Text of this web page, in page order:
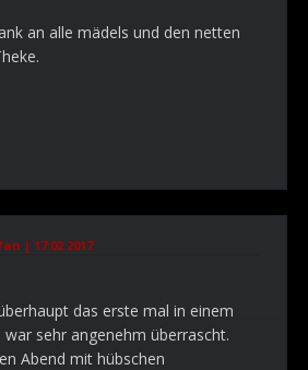
an alle mädels und den netten
| 17.02.2017
das erste mal in einem
war sehr angenehm überrascht.
Abend mit hübschen